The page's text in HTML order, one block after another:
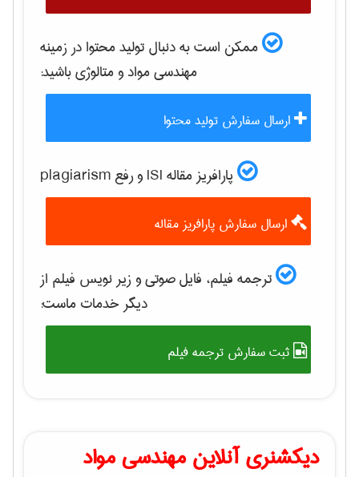
ممکن است به دنبال تولید محتوا در زمینه
مهندسی مواد و متالوژیباشید:
ارسال سفارش تولید محتوا
پارافریز مقاله ISI و رفع plagiarism
ارسال سفارش پارافریز مقاله
ترجمه فیلم، فایل صوتی و زیر نویس فیلم از
دیگر خدمات ماست:
ثبت سفارش ترجمه فیلم
دیکشنری آنلاین مهندسی مواد